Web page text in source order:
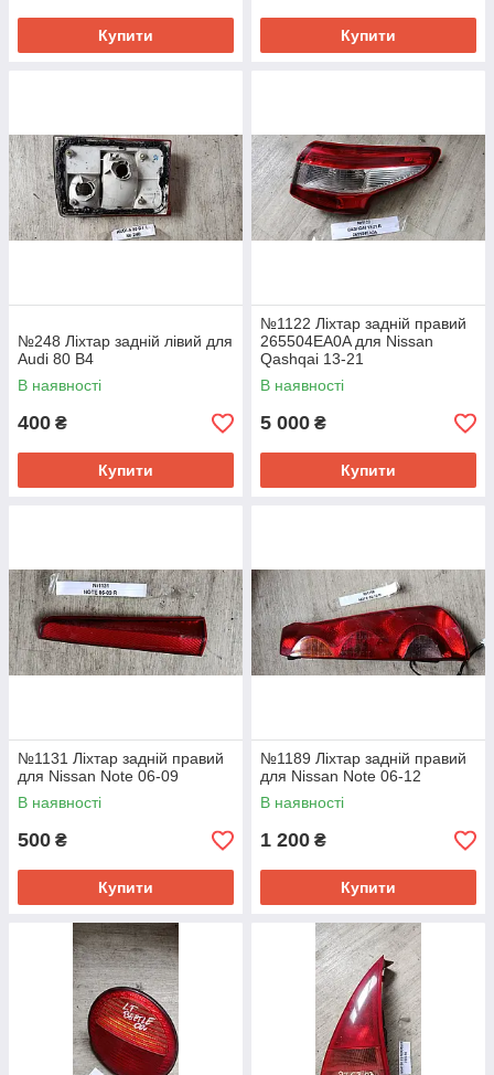
Купити Купити
№248 Ліхтар задній лівий для
Audi 80 B4
В наявності
400 ₴
Купити
№1122 Ліхтар задній правий
265504EA0A для Nissan
Qashqai 13-21
В наявності
5 000 ₴
Купити
№1131 Ліхтар задній правий
для Nissan Note 06-09
В наявності
500 ₴
Купити
№1189 Ліхтар задній правий
для Nissan Note 06-12
В наявності
1 200 ₴
Купити